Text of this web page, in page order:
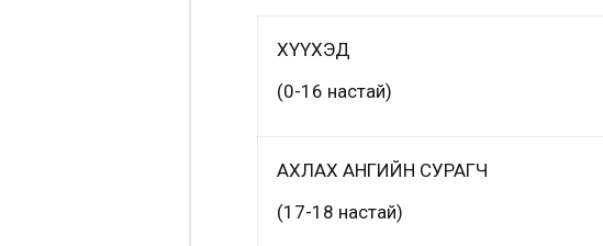
ХҮҮХЭД
(0-16 настай)
АХЛАХ АНГИЙН СУРАГЧ
(17-18 настай)